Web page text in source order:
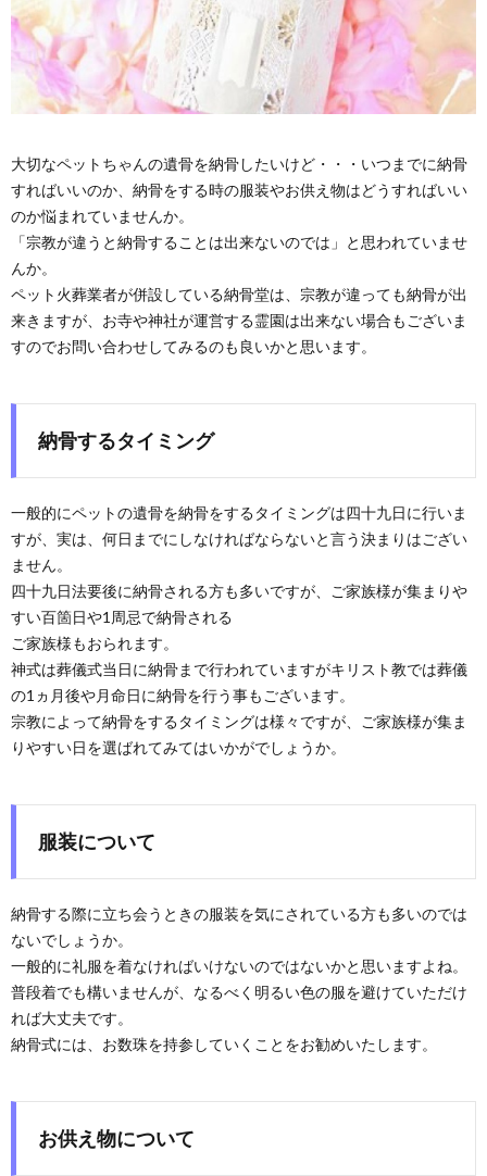
大切なペットちゃんの遺骨を納骨したいけど・・・いつまでに納骨
すればいいのか、納骨をする時の服装やお供え物はどうすればいい
のか悩まれていませんか。
「宗教が違うと納骨することは出来ないのでは」と思われていませ
んか。
ペット火葬業者が併設している納骨堂は、宗教が違っても納骨が出
来きますが、お寺や神社が運営する霊園は出来ない場合もございま
すのでお問い合わせしてみるのも良いかと思います。
納骨するタイミング
一般的にペットの遺骨を納骨をするタイミングは四十九日に行いま
すが、実は、何日までにしなければならないと言う決まりはござい
ません。
四十九日法要後に納骨される方も多いですが、ご家族様が集まりや
すい百箇日や1周忌で納骨される
ご家族様もおられます。
神式は葬儀式当日に納骨まで行われていますがキリスト教では葬儀
の1ヵ月後や月命日に納骨を行う事もございます。
宗教によって納骨をするタイミングは様々ですが、ご家族様が集ま
りやすい日を選ばれてみてはいかがでしょうか。
服装について
納骨する際に立ち会うときの服装を気にされている方も多いのでは
ないでしょうか。
一般的に礼服を着なければいけないのではないかと思いますよね。
普段着でも構いませんが、なるべく明るい色の服を避けていただけ
れば大丈夫です。
納骨式には、お数珠を持参していくことをお勧めいたします。
お供え物について